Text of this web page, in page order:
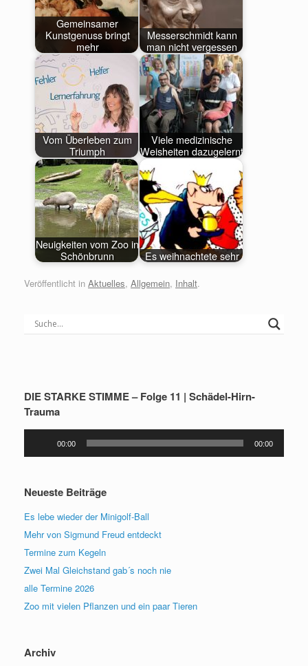
Gemeinsamer
Kunstgenuss bringt
mehr
Messerschmidt kann
man nicht vergessen
Vom Überleben zum
Triumph
Viele medizinische
Weisheiten dazugelernt
Neuigkeiten vom Zoo in
Schönbrunn
Es weihnachtete sehr
Veröffentlicht in Aktuelles, Allgemein, Inhalt.
DIE STARKE STIMME – Folge 11 | Schädel-Hirn-
Trauma
00:00 00:00
Neueste Beiträge
Es lebe wieder der Minigolf-Ball
Mehr von Sigmund Freud entdeckt
Termine zum Kegeln
Zwei Mal Gleichstand gab´s noch nie
alle Termine 2026
Zoo mit vielen Pflanzen und ein paar Tieren
Archiv